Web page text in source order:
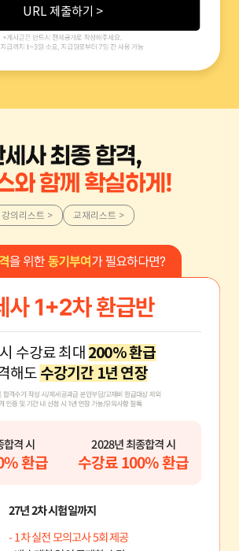
URL 제출하기 >
수강료 최대 200% 환급
해도 수강기간 1년 연장
격 시
환급
2028년 최종합격 시
수강료 100% 환급
27년 2차 시험일까지
- 1차 실전 모의고사 5회 제공
강의리스트 > 교재리스트 >